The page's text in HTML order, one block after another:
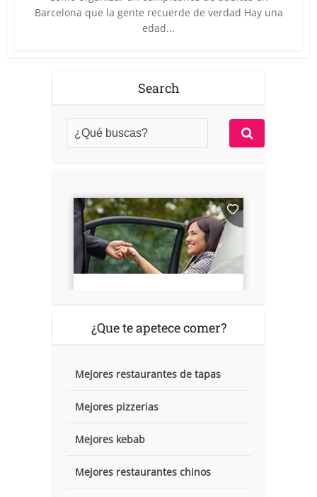
Barcelona que la gente recuerde de verdad Hay una
edad...
Search
¿Que te apetece comer?
Mejores restaurantes de tapas
Mejores pizzerias
Mejores kebab
Mejores restaurantes chinos